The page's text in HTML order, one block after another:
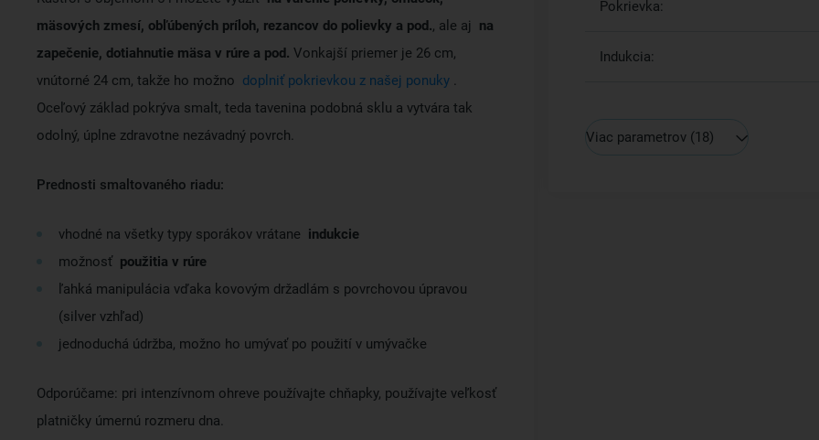
mäsových zmesí, obľúbených príloh, rezancov do polievky a pod., ale aj na
zapečenie, dotiahnutie mäsa v rúre a pod. Vonkajší priemer je 26 cm,
vnútorné 24 cm, takže ho možno doplniť pokrievkou z našej ponuky .
Oceľový základ pokrýva smalt, teda tavenina podobná sklu a vytvára tak
odolný, úplne zdravotne nezávadný povrch.
Prednosti smaltovaného riadu:
vhodné na všetky typy sporákov vrátane indukcie
možnosť použitia v rúre
ľahká manipulácia vďaka kovovým držadlám s povrchovou úpravou
(silver vzhľad)
jednoduchá údržba, možno ho umývať po použití v umývačke
Odporúčame: pri intenzívnom ohreve používajte chňapky, používajte veľkosť
platničky úmernú rozmeru dna.
Pokrievka:
Indukcia:
Viac parametrov (18)